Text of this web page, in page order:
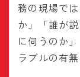
務の現場で
か」「誰が
に伺うのか
ラブルの有